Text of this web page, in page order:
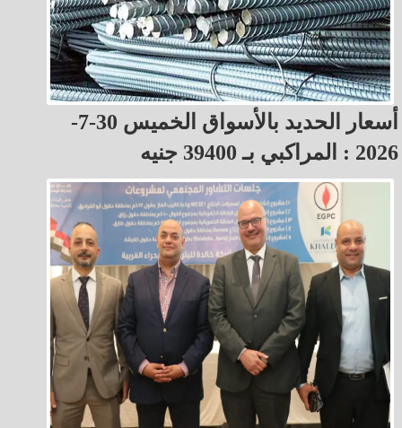
أسعار الحديد بالأسواق الخميس 30-7-
2026 : المراكبي بـ 39400 جنيه